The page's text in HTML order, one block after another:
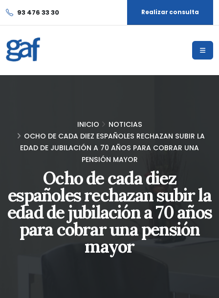
93 476 33 30 Realizar consulta
INICIO
NOTICIAS
OCHO DE CADA DIEZ ESPAÑOLES RECHAZAN SUBIR LA
EDAD DE JUBILACIÓN A 70 AÑOS PARA COBRAR UNA
PENSIÓN MAYOR
Ocho de cada diez
españoles rechazan subir la
edad de jubilación a 70 años
para cobrar una pensión
mayor